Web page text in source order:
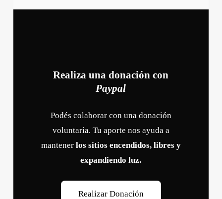
Realiza una donación con
Paypal
Podés colaborar con una donación
voluntaria. Tu aporte nos ayuda a
mantener los sitios encendidos, libres y
expandiendo luz.
Realizar Donación